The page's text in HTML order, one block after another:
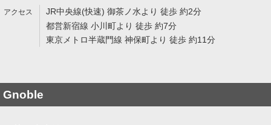
JR中央線(快速) 御茶ノ水より 徒歩 約2分
都営新宿線 小川町より 徒歩 約7分
東京メトロ半蔵門線 神保町より 徒歩 約11分
Gnoble